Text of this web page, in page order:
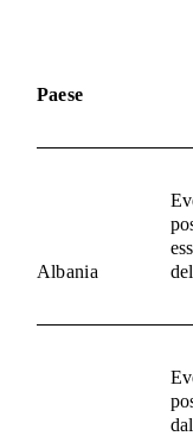
Paese
Albania